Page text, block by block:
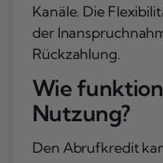
Kanäle. Die
der
Rückzahlung.
Wie
Nutzung?
Den Abrufkredit